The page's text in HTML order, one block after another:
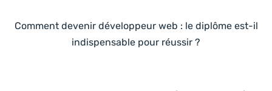
Comment devenir développeur web : le diplôme est-il
indispensable pour réussir ?